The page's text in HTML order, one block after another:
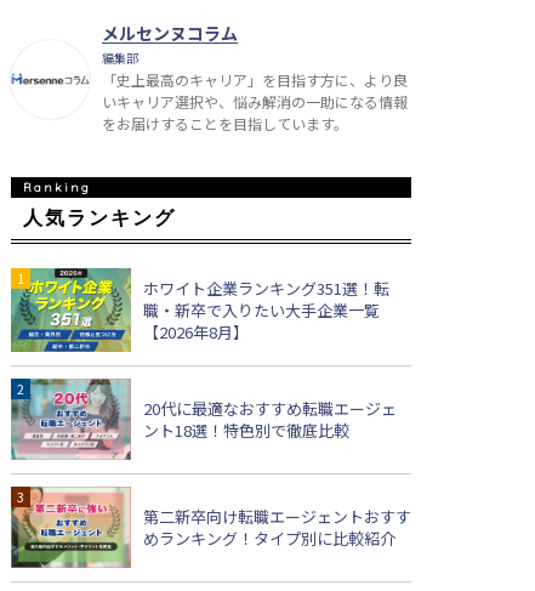
メルセンヌコラム
編集部
「史上最高のキャリア」を目指す方に、より良
いキャリア選択や、悩み解消の一助になる情報
をお届けすることを目指しています。
人気ランキング
ホワイト企業ランキング351選！転
職・新卒で入りたい大手企業一覧
【2026年8月】
20代に最適なおすすめ転職エージェ
ント18選！特色別で徹底比較
第二新卒向け転職エージェントおすす
めランキング！タイプ別に比較紹介